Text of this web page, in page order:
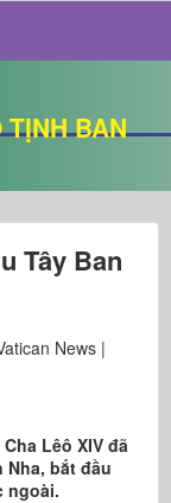
BAN
Tây Ban
News |
Lêô XIV đã
bắt đầu
ngoài.